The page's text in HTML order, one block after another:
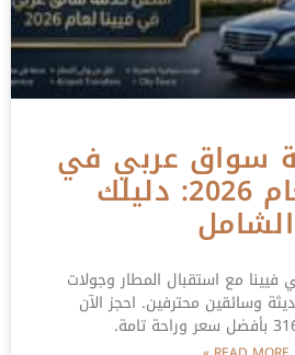
سواق عربي في
فيينا لعام 2026: دليلك
الشامل
مع استقبال المطار وجولات
وسائقين محترفين. احجز الآن